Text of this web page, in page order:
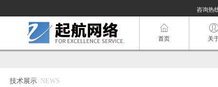
咨询热
首页 关
技术展示 NEWS